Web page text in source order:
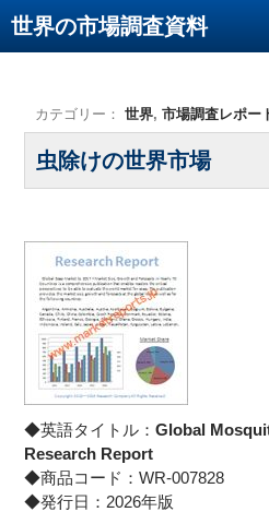
世界の市場調査資料
カテゴリー： 世界, 市場調査レポー
虫除けの世界市場
◆英語タイトル： Global
Research Report
◆商品コード：WR-007828
◆発行日：2026年版